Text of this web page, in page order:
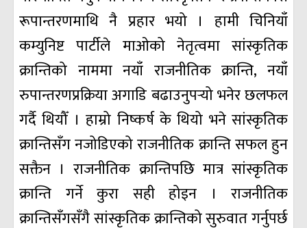
रूपान्तरणमाथि नै प्रहार भयो । हामी चिनियाँ
कम्युनिष्ट पार्टीले माओको नेतृत्वमा सांस्कृतिक
क्रान्तिको नाममा नयाँ राजनीतिक क्रान्ति, नयाँ
रुपान्तरणप्रक्रिया अगाडि बढाउनुपर्‍यो भनेर छलफल
गर्दै थियौँ । हाम्रो निष्कर्ष के थियो भने सांस्कृतिक
क्रान्तिसँग नजोडिएको राजनीतिक क्रान्ति सफल हुन
सक्तैन । राजनीतिक क्रान्तिपछि मात्र सांस्कृतिक
क्रान्ति गर्ने कुरा सही होइन । राजनीतिक
क्रान्तिसँगसँगै सांस्कृतिक क्रान्तिको सुरुवात गर्नुपर्छ